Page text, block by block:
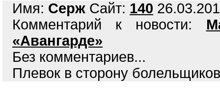
Имя: Серж Сайт: 140
Комментарий к новости:
«Авангарде»
Без комментариев...
Плевок в сторону